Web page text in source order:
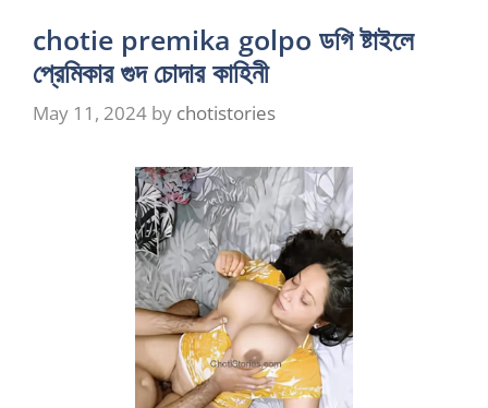
chotie premika golpo ডগি ষ্টাইলে
প্রেমিকার গুদ চোদার কাহিনী
May 11, 2024 by chotistories